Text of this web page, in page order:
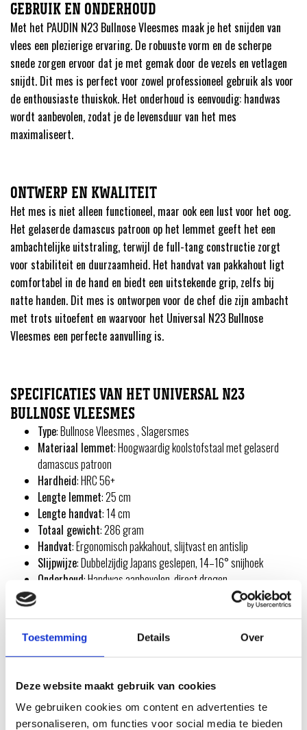
Toestemming Details Over
Deze website maakt gebruik van cookies
We gebruiken cookies om content en advertenties te
personaliseren, om functies voor social media te bieden
GEBRUIK EN ONDERHOUD
Met het PAUDIN N23 Bullnose Vleesmes maak je het snijden van
vlees een plezierige ervaring. De robuuste vorm en de scherpe
snede zorgen ervoor dat je met gemak door de vezels en vetlagen
snijdt. Dit mes is perfect voor zowel professioneel gebruik als voor
de enthousiaste thuiskok. Het onderhoud is eenvoudig: handwas
wordt aanbevolen, zodat je de levensduur van het mes
maximaliseert.
ONTWERP EN KWALITEIT
Het mes is niet alleen functioneel, maar ook een lust voor het oog.
Het gelaserde damascus patroon op het lemmet geeft het een
ambachtelijke uitstraling, terwijl de full-tang constructie zorgt
voor stabiliteit en duurzaamheid. Het handvat van pakkahout ligt
comfortabel in de hand en biedt een uitstekende grip, zelfs bij
natte handen. Dit mes is ontworpen voor de chef die zijn ambacht
met trots uitoefent en waarvoor het Universal N23 Bullnose
Vleesmes een perfecte aanvulling is.
SPECIFICATIES VAN HET UNIVERSAL N23
BULLNOSE VLEESMES
Type: Bullnose Vleesmes , Slagersmes
Materiaal lemmet: Hoogwaardig koolstofstaal met gelaserd
damascus patroon
Hardheid: HRC 56+
Lengte lemmet: 25 cm
Lengte handvat: 14 cm
Totaal gewicht: 286 gram
Handvat: Ergonomisch pakkahout, slijtvast en antislip
Slijpwijze: Dubbelzijdig Japans geslepen, 14–16° snijhoek
Onderhoud: Handwas aanbevolen, direct drogen
INSPIRATIE
RECEPTEN EN TIPS
VAN ONZE GRILL MASTERS